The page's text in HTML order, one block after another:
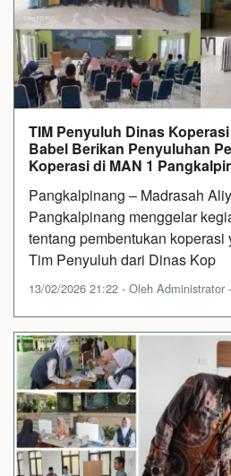
TIM Penyuluh Dinas
Babel Berikan Penyuluhan
Koperasi di MAN 1
Pangkalpinang – Madrasah
Pangkalpinang menggelar
tentang pembentukan koperasi
Tim Penyuluh dari Dinas Kop
13/02/2026 21:22 - Oleh Administrator